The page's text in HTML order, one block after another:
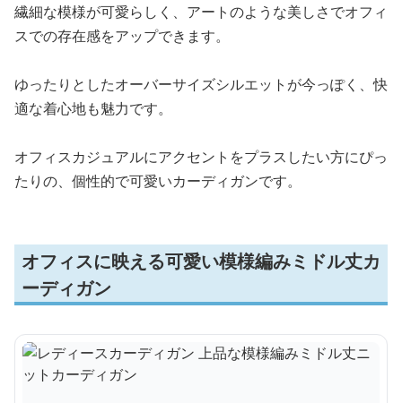
繊細な模様が可愛らしく、アートのような美しさでオフィ
スでの存在感をアップできます。
ゆったりとしたオーバーサイズシルエットが今っぽく、快
適な着心地も魅力です。
オフィスカジュアルにアクセントをプラスしたい方にぴっ
たりの、個性的で可愛いカーディガンです。
オフィスに映える可愛い模様編みミドル丈カ
ーディガン